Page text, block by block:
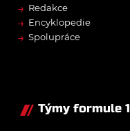
→ Redakce
→ Encyklopedie
→ Spolupráce
Týmy formule 1